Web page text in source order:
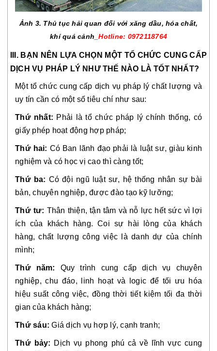
Ảnh 3. Thủ tục hải quan đối với xăng dầu, hóa chất,
khí quá cảnh_Hotline: 0972118764
III. BẠN NÊN LỰA CHỌN MỘT TỔ CHỨC CUNG CẤP
DỊCH VỤ PHÁP LÝ NHƯ THẾ NÀO LÀ TỐT NHẤT?
Một tổ chức cung cấp dịch vụ pháp lý chất lượng và
uy tín cần có một số tiêu chí như sau:
Thứ nhất: Phải là tổ chức pháp lý chính thống, có
giấy phép hoạt động hợp pháp;
Thứ hai: Có Ban lãnh đạo phải là luật sư, giàu kinh
nghiệm và có học vị cao thì càng tốt;
Thứ ba: Có đội ngũ luật sư, hệ thống nhân sự bài
bản, chuyên nghiệp, được đào tạo kỹ lưỡng;
Thứ tư: Thân thiện, tận tâm và nỗ lực hết sức vì lợi
ích của khách hàng. Coi sự hài lòng của khách
hàng, chất lượng công việc là danh dự của chính
mình;
Thứ năm: Quy trình cung cấp dịch vụ chuyên
nghiệp, chu đáo, linh hoạt và logic để tối ưu hóa
hiệu suất công việc, đồng thời tiết kiệm tối đa thời
gian của khách hàng;
Thứ sáu: Giá dịch vụ hợp lý, cạnh tranh;
Thứ bảy: Dịch vụ phong phú cả về lĩnh vực cung